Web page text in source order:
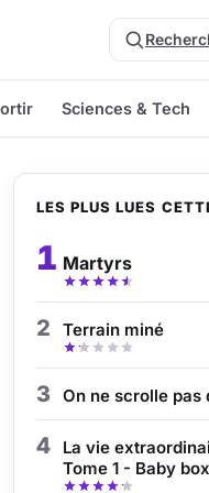
Sciences & Tech
LES PLUS LUES
1 Martyrs
2 Terrain miné
3 On ne scrolle pas
4
La vie
Tome 1 - Baby